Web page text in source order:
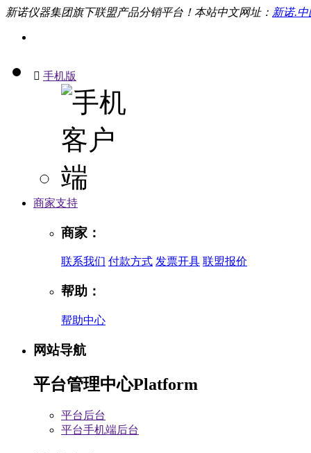
新诺仪器集团旗下联盟产品分销平台！本站中文网址： 新诺.中
 手机版
商家支持
商家：
联系我们 付款方式 发票开具 联盟报价
帮助：
帮助中心
网站导航
平台管理中心Platform
平台后台
平台手机端后台